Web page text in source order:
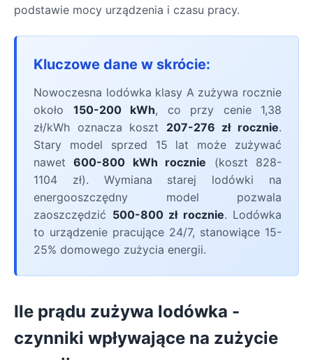
podstawie mocy urządzenia i czasu pracy.
Kluczowe dane w skrócie:
Nowoczesna lodówka klasy A zużywa rocznie
około 150-200 kWh, co przy cenie 1,38
zł/kWh oznacza koszt 207-276 zł rocznie.
Stary model sprzed 15 lat może zużywać
nawet600-800 kWh rocznie (koszt 828-
1104 zł). Wymiana starej lodówki na
energooszczędny model pozwala
zaoszczędzić 500-800 zł rocznie. Lodówka
to urządzenie pracujące 24/7, stanowiące 15-
25% domowego zużycia energii.
Ile prądu zużywa lodówka -
czynniki wpływające na zużycie